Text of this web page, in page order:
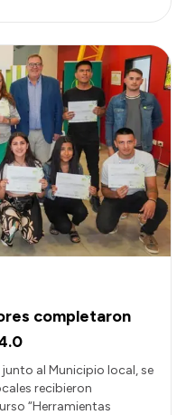
completaron
junto al Municipio local, se
recibieron
“Herramientas